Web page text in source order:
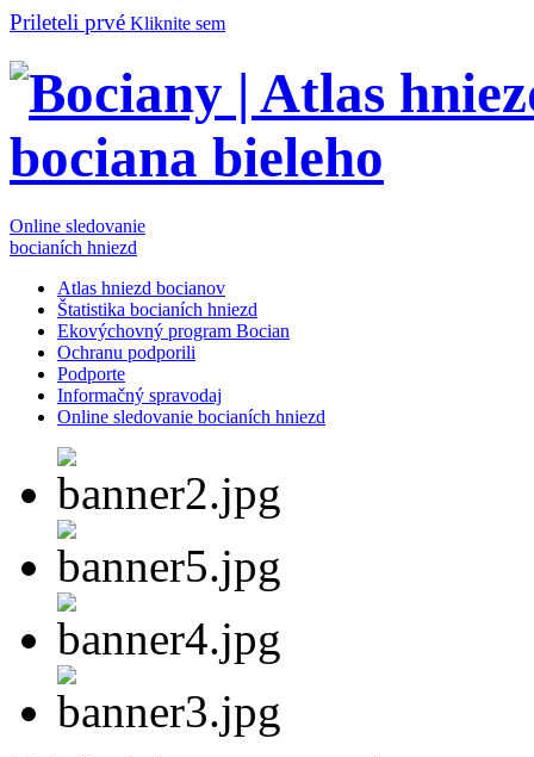
Prileteli prvé Kliknite sem
Online sledovanie
bocianích hniezd
Atlas hniezd bocianov
Štatistika bocianích hniezd
Ekovýchovný program Bocian
Ochranu podporili
Podporte
Informačný spravodaj
Online sledovanie bocianích hniezd